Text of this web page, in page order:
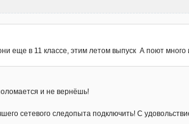
еще в 11 классе, этим летом выпуск А поют много
и не вернёшь!
сетевого следопыта подключить! С